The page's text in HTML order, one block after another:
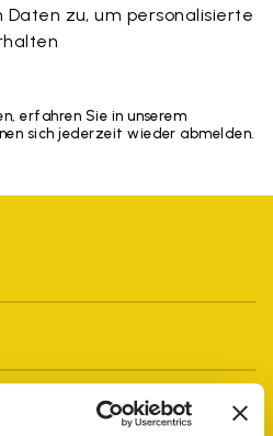
zu, um personalisierte
erfahren Sie in unserem
sich jederzeit wieder abmelden.